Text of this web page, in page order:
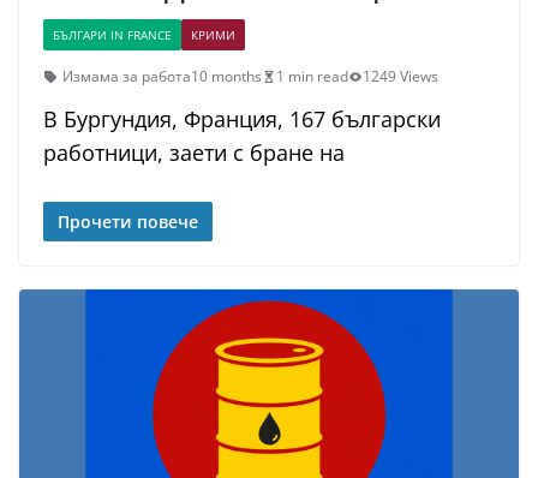
БЪЛГАРИ IN FRANCE КРИМИ
Измама за работа10 months 1 min read 1249 Views
В Бургундия, Франция, 167 български
работници, заети с бране на
Прочети повече